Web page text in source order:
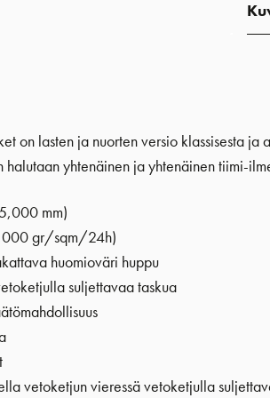
on lasten ja nuorten versio klassisesta
halutaan yhtenäinen ja yhtenäinen tiimi-
mm)
gr/sqm/24h)
huomioväri huppu
suljettavaa taskua
vetoketjun vieressä vetoketjulla